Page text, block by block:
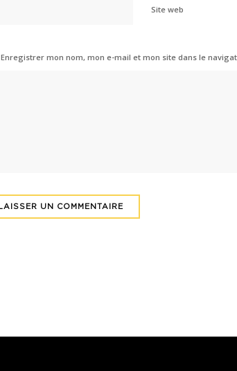
Site web
Enregistrer mon nom, mon e-mail et mon site dans le